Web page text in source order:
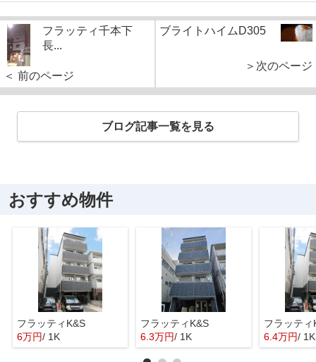
フラッティ千本下
長...
＜ 前のページ
ブライトハイムD305
＞次のページ
ブログ記事一覧を見る
おすすめ物件
フラッティK&S
6万円/ 1K
フラッティK&S
6.3万円/ 1K
フラッティ
6.4万円/ 1K